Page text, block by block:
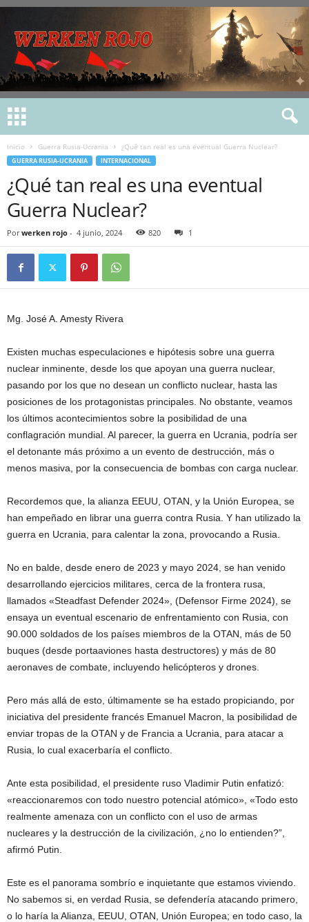
Inicio Guerra Rusia-Ucrania ¿Qué tan real es una eventual Guerra Nuclear?
GUERRA RUSIA-UCRANIA INTERNACIONAL
¿Qué tan real es una eventual
Guerra Nuclear?
Por werken rojo - 4 junio, 2024 820 1
Mg. José A. Amesty Rivera
Existen muchas especulaciones e hipótesis sobre una guerra
nuclear inminente, desde los que apoyan una guerra nuclear,
pasando por los que no desean un conflicto nuclear, hasta las
posiciones de los protagonistas principales. No obstante, veamos
los últimos acontecimientos sobre la posibilidad de una
conflagración mundial. Al parecer, la guerra en Ucrania, podría ser
el detonante más próximo a un evento de destrucción, más o
menos masiva, por la consecuencia de bombas con carga nuclear.
Recordemos que, la alianza EEUU, OTAN, y la Unión Europea, se
han empeñado en librar una guerra contra Rusia. Y han utilizado la
guerra en Ucrania, para calentar la zona, provocando a Rusia.
No en balde, desde enero de 2023 y mayo 2024, se han venido
desarrollando ejercicios militares, cerca de la frontera rusa,
llamados «Steadfast Defender 2024», (Defensor Firme 2024), se
ensaya un eventual escenario de enfrentamiento con Rusia, con
90.000 soldados de los países miembros de la OTAN, más de 50
buques (desde portaaviones hasta destructores) y más de 80
aeronaves de combate, incluyendo helicópteros y drones.
Pero más allá de esto, últimamente se ha estado propiciando, por
iniciativa del presidente francés Emanuel Macron, la posibilidad de
enviar tropas de la OTAN y de Francia a Ucrania, para atacar a
Rusia, lo cual exacerbaría el conflicto.
Ante esta posibilidad, el presidente ruso Vladimir Putin enfatizó:
«reaccionaremos con todo nuestro potencial atómico», «Todo esto
realmente amenaza con un conflicto con el uso de armas
nucleares y la destrucción de la civilización, ¿no lo entienden?”,
afirmó Putin.
Este es el panorama sombrío e inquietante que estamos viviendo.
No sabemos si, en verdad Rusia, se defendería atacando primero,
o lo haría la Alianza, EEUU, OTAN, Unión Europea; en todo caso, la